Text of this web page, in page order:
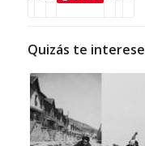
Quizás te interese